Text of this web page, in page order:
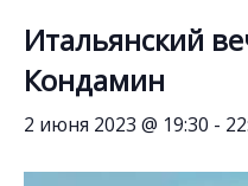
Итальянский
Кондамин
2 июня 2023 @ 19:30 -